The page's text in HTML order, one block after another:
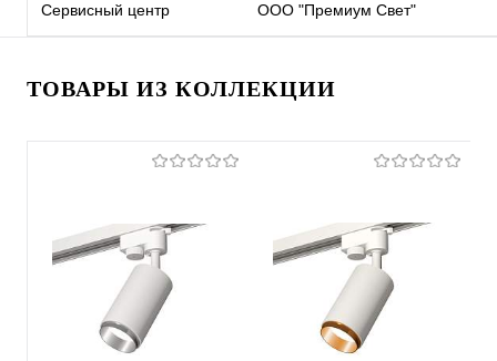
Сервисный центр ООО "Премиум Свет"
ТОВАРЫ ИЗ КОЛЛЕКЦИИ